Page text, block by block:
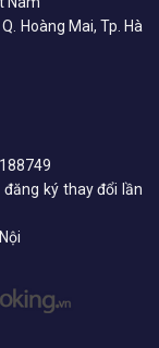
Hoàng Mai, Tp. Hà
ký thay đổi lần